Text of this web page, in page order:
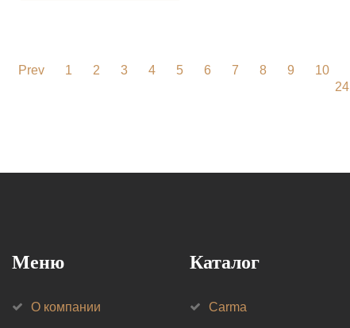
Prev 1 2 3 4 5 6 7 8 9 10
24
Меню
О компании
Каталог
Carma